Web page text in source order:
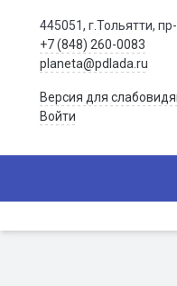
445051, г.Тольятти,
+7 (848) 260-0083
planeta@pdlada.ru
Версия для
Войти